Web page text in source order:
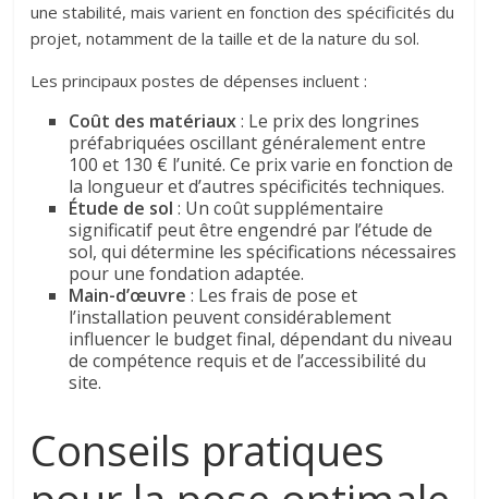
une stabilité, mais varient en fonction des spécificités du
projet, notamment de la taille et de la nature du sol.
Les principaux postes de dépenses incluent :
Coût des matériaux: Le prix des longrines
préfabriquées oscillant généralement entre
100 et 130 € l’unité. Ce prix varie en fonction de
la longueur et d’autres spécificités techniques.
Étude de sol : Un coût supplémentaire
significatif peut être engendré par l’étude de
sol, qui détermine les spécifications nécessaires
pour une fondation adaptée.
Main-d’œuvre : Les frais de pose et
l’installation peuvent considérablement
influencer le budget final, dépendant du niveau
de compétence requis et de l’accessibilité du
site.
Conseils pratiques